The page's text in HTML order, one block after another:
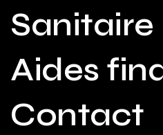
Sanitaire
Aides
Contact